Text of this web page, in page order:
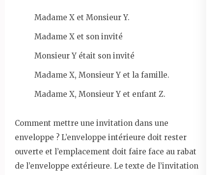
Madame X et Monsieur Y.
Madame X et son invité
Monsieur Y était son invité
Madame X, Monsieur Y et la famille.
Madame X, Monsieur Y et enfant Z.
Comment mettre une invitation dans une
enveloppe ? L’enveloppe intérieure doit rester
ouverte et l’emplacement doit faire face au rabat
de l’enveloppe extérieure. Le texte de l’invitation